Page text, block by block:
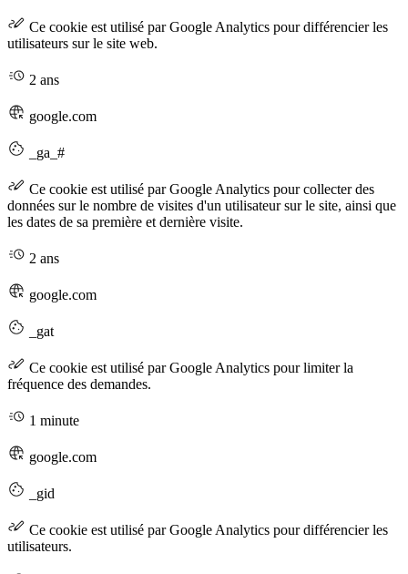
Ce cookie est utilisé par Google Analytics pour différencier les
utilisateurs sur le site web.
2 ans
google.com
_ga_#
Ce cookie est utilisé par Google Analytics pour collecter des
données sur le nombre de visites d'un utilisateur sur le site, ainsi que
les dates de sa première et dernière visite.
2 ans
google.com
_gat
Ce cookie est utilisé par Google Analytics pour limiter la
fréquence des demandes.
1 minute
google.com
_gid
Ce cookie est utilisé par Google Analytics pour différencier les
utilisateurs.